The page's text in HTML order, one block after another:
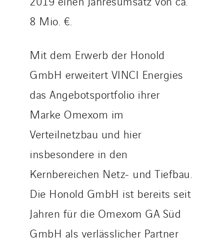
8 Mio. €.
Mit dem Erwerb der Honold
GmbH erweitert VINCI Energies
das Angebotsportfolio ihrer
Marke Omexom im
Verteilnetzbau und hier
insbesondere in den
Kernbereichen Netz- und Tiefbau.
Die Honold GmbH ist bereits seit
Jahren für die Omexom GA Süd
GmbH als verlässlicher Partner
Belgium
Brasil
Czech Republic
Danemark
Germany
Italy
Morocco
Netherlands
Norway
Poland
Portugal